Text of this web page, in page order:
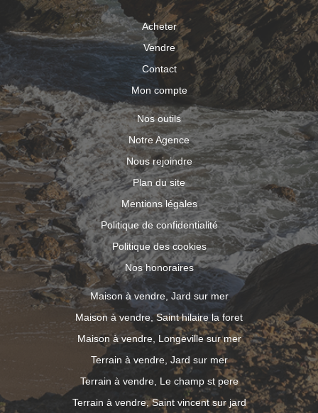
Acheter
Vendre
Contact
Mon compte
Nos outils
Notre Agence
Nous rejoindre
Plan du site
Mentions légales
Politique de confidentialité
Politique des cookies
Nos honoraires
Maison à vendre, Jard sur mer
Maison à vendre, Saint hilaire la foret
Maison à vendre, Longeville sur mer
Terrain à vendre, Jard sur mer
Terrain à vendre, Le champ st pere
Terrain à vendre, Saint vincent sur jard